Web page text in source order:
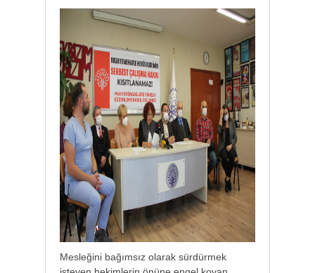
Mesleğini bağımsız olarak sürdürmek